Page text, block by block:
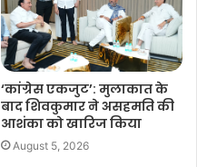
‘कांग्रेस एकजुट’: मुलाकात के
बाद शिवकुमार ने असहमति की
आशंका को खारिज किया
August 5, 2026